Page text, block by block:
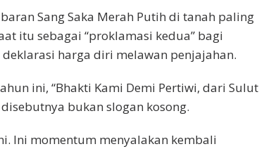
Sang Saka Merah Putih di tanah paling
itu sebagai “proklamasi kedua” bagi
harga diri melawan penjajahan.
ini, “Bhakti Kami Demi Pertiwi, dari Sulut
bukan slogan kosong.
Ini momentum menyalakan kembali